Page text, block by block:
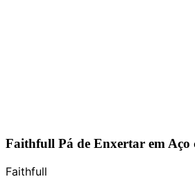
Faithfull Pá de Enxertar em
Faithfull